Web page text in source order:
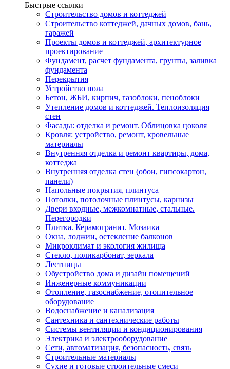
Быстрые ссылки
Строительство домов и коттеджей
Строительство коттеджей, дачных домов, бань,
гаражей
Проекты домов и коттеджей, архитектурное
проектирование
Фундамент, расчет фундамента, грунты, заливка
фундамента
Перекрытия
Устройство пола
Бетон, ЖБИ, кирпич, газоблоки, пеноблоки
Утепление домов и коттеджей. Теплоизоляция
стен
Фасады: отделка и ремонт. Облицовка цоколя
Кровля: устройство, ремонт, кровельные
материалы
Внутренняя отделка и ремонт квартиры, дома,
коттеджа
Внутренняя отделка стен (обои, гипсокартон,
панели)
Напольные покрытия, плинтуса
Потолки, потолочные плинтусы, карнизы
Двери входные, межкомнатные, стальные.
Перегородки
Плитка. Керамогранит. Мозаика
Окна, лоджии, остекление балконов
Микроклимат и экология жилища
Стекло, поликарбонат, зеркала
Лестницы
Обустройство дома и дизайн помещений
Инженерные коммуникации
Отопление, газоснабжение, отопительное
оборудование
Водоснабжение и канализация
Сантехника и сантехнические работы
Системы вентиляции и кондиционирования
Электрика и электрооборудование
Сети, автоматизация, безопасность, связь
Строительные материалы
Сухие и готовые строительные смеси